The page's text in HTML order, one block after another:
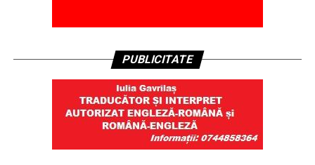
PUBLICITATE